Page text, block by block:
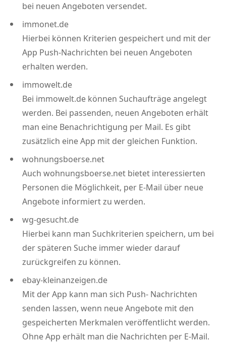
bei neuen Angeboten versendet.
immonet.de
Hierbei können Kriterien gespeichert und mit der
App Push-Nachrichten bei neuen Angeboten
erhalten werden.
immowelt.de
Bei immowelt.de können Suchaufträge angelegt
werden. Bei passenden, neuen Angeboten erhält
man eine Benachrichtigung per Mail. Es gibt
zusätzlich eine App mit der gleichen Funktion.
wohnungsboerse.net
Auch wohnungsboerse.net bietet interessierten
Personen die Möglichkeit, per E-Mail über neue
Angebote informiert zu werden.
wg-gesucht.de
Hierbei kann man Suchkriterien speichern, um bei
der späteren Suche immer wieder darauf
zurückgreifen zu können.
ebay-kleinanzeigen.de
Mit der App kann man sich Push- Nachrichten
senden lassen, wenn neue Angebote mit den
gespeicherten Merkmalen veröffentlicht werden.
Ohne App erhält man die Nachrichten per E-Mail.